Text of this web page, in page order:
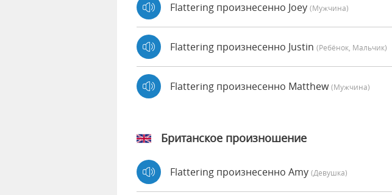
Flattering произнесенно Joey (мужчина)
Flattering произнесенно Justin (Ребёнок, Мальчик)
Flattering произнесенно Matthew(мужчина)
Британское произношение
Flattering произнесенно Amy (девушка)